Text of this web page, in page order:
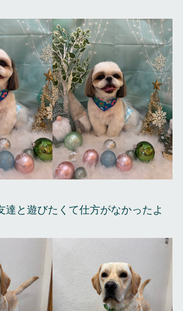
達と遊びたくて仕方がなかったよ